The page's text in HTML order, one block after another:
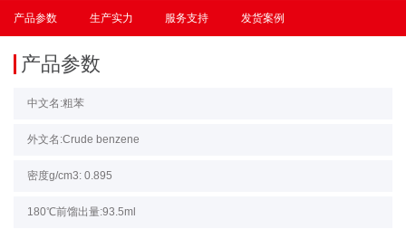
产品参数 生产实力 服务支持 发货案例
产品参数
中文名:粗苯
外文名:Crude benzene
密度g/cm3: 0.895
180℃前馏出量:93.5ml